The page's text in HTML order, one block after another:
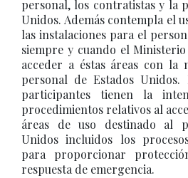
personal, los contratistas y la
Unidos. Además contempla el
las instalaciones para el
siempre y cuando el
acceder a éstas áreas con la
personal de Estados
participantes tienen la
procedimientos relativos al
áreas de uso destinado al
Unidos incluidos los
para proporcionar
respuesta de emergencia.